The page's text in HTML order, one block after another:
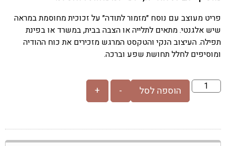
פריט מעוצב עם נוסח ״מזמור לתודה״ על זכוכית מחוסמת במראה
שיש אלגנטי. מתאים לתלייה או הצבה בבית, במשרד או בפינת
תפילה. העיצוב הנקי והטקסט המרגש מזכירים את כוח ההודיה
ומוסיפים לחלל תחושת שפע וברכה.
-
+ הוספה לסל